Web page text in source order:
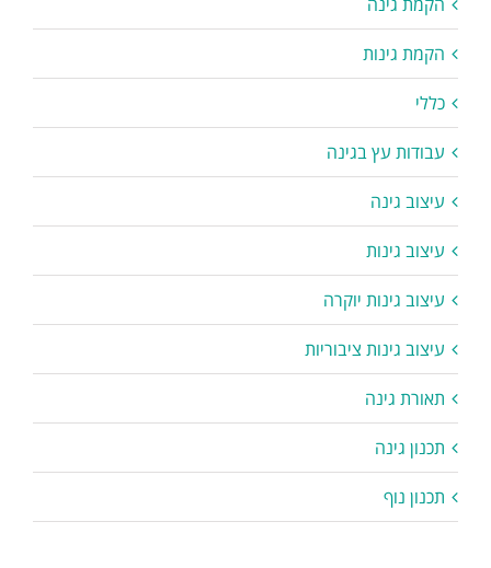
הקמת גינות
כללי
עבודות עץ בגינה
עיצוב גינה
עיצוב גינות
עיצוב גינות יוקרה
עיצוב גינות ציבוריות
תאורת גינה
תכנון גינה
תכנון נוף